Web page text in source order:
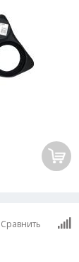
Сравнить